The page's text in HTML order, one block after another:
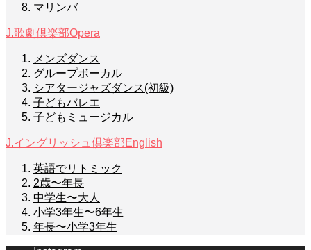
マリンバ
J.歌劇倶楽部Opera
メンズダンス
グループボーカル
シアタージャズダンス(初級)
子どもバレエ
子どもミュージカル
J.イングリッシュ倶楽部English
英語でリトミック
2歳〜年長
中学生〜大人
小学3年生〜6年生
年長〜小学3年生